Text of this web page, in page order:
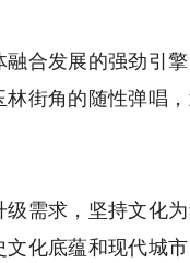
合发展的强劲引擎
街角的随性弹唱
求，坚持文化为
化底蕴和现代城